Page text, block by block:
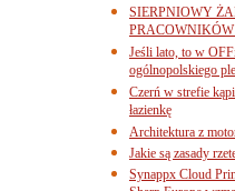
SIERPNIOWY
Jeśli lato, to w
ogólnopolskiego
Czerń w strefie
łazienkę
Architektura z
Jakie są zasady
Synappx Cloud